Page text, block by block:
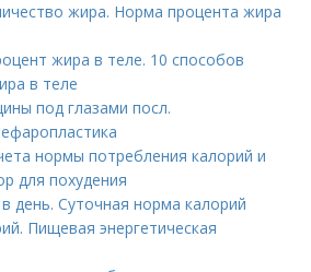
жира. Норма процента жира
жира в теле. 10 способов
в теле
под глазами посл.
нормы потребления калорий и
для похудения
день. Суточная норма калорий
Пищевая энергетическая